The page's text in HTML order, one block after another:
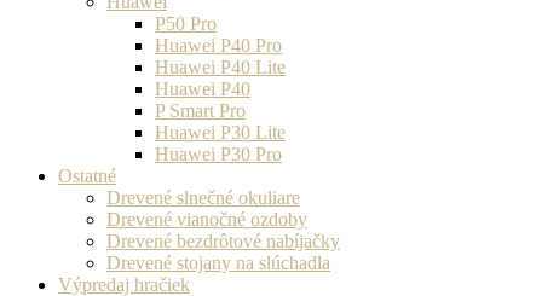
P50 Pro
Huawei P40 Pro
Huawei P40 Lite
Huawei P40
P Smart Pro
Huawei P30 Lite
Huawei P30 Pro
Ostatné
Drevené slnečné okuliare
Drevené vianočné ozdoby
Drevené bezdrôtové nabíjačky
Drevené stojany na slúchadla
Výpredaj hračiek